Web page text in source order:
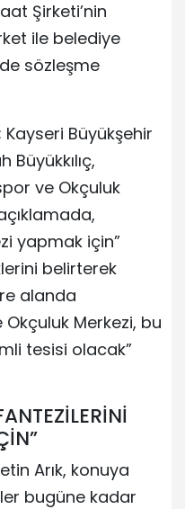
Şirketi’nin
ile belediye
sözleşme
Büyükşehir
Büyükkılıç,
ve Okçuluk
yapmak için”
belirterek
alanda
Merkezi, bu
tesisi olacak”
Arık, konuya
bugüne kadar